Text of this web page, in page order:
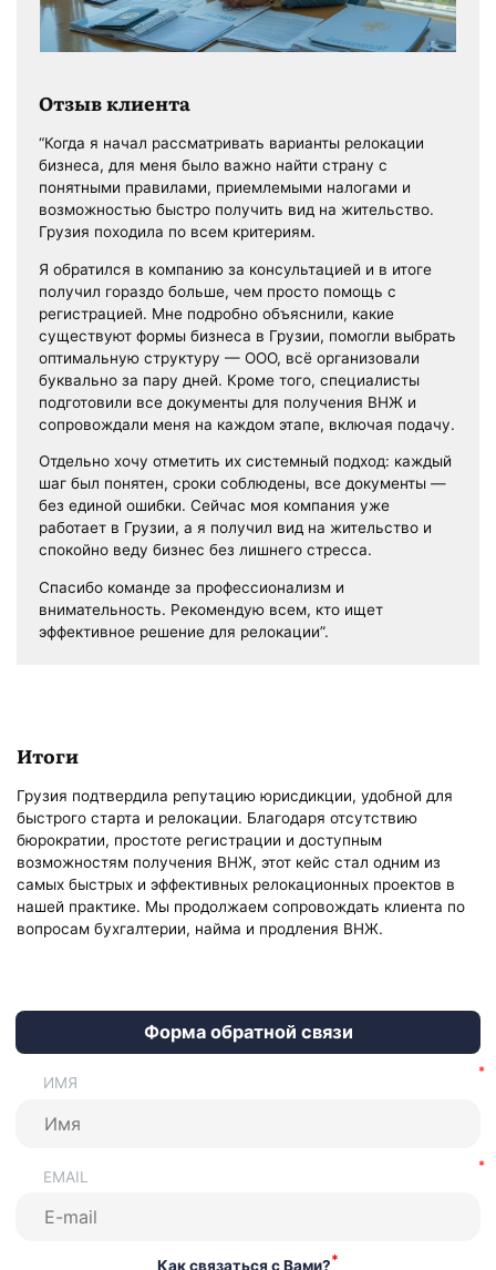
Отзыв клиента
“Когда я начал рассматривать варианты релокации
бизнеса, для меня было важно найти страну с
понятными правилами, приемлемыми налогами и
возможностью быстро получить вид на жительство.
Грузия походила по всем критериям.
Я обратился в компанию за консультацией и в итоге
получил гораздо больше, чем просто помощь с
регистрацией. Мне подробно объяснили, какие
существуют формы бизнеса в Грузии, помогли выбрать
оптимальную структуру — ООО, всё организовали
буквально за пару дней. Кроме того, специалисты
подготовили все документы для получения ВНЖ и
сопровождали меня на каждом этапе, включая подачу.
Отдельно хочу отметить их системный подход: каждый
шаг был понятен, сроки соблюдены, все документы —
без единой ошибки. Сейчас моя компания уже
работает в Грузии, а я получил вид на жительство и
спокойно веду бизнес без лишнего стресса.
Спасибо команде за профессионализм и
внимательность. Рекомендую всем, кто ищет
эффективное решение для релокации”.
Итоги
Грузия подтвердила репутацию юрисдикции, удобной для
быстрого старта и релокации. Благодаря отсутствию
бюрократии, простоте регистрации и доступным
возможностям получения ВНЖ, этот кейс стал одним из
самых быстрых и эффективных релокационных проектов в
нашей практике. Мы продолжаем сопровождать клиента по
вопросам бухгалтерии, найма и продления ВНЖ.
Форма обратной связи
ИМЯ
EMAIL
Как связаться с Вами?*